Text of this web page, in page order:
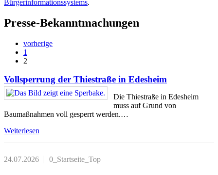
Bürgerinformationssystems.
Presse-Bekanntmachungen
vorherige
1
2
Vollsperrung der Thiestraße in Edesheim
Die Thiestraße in Edesheim
muss auf Grund von
Baumaßnahmen voll gesperrt werden.…
Weiterlesen
24.07.2026 0_Startseite_Top